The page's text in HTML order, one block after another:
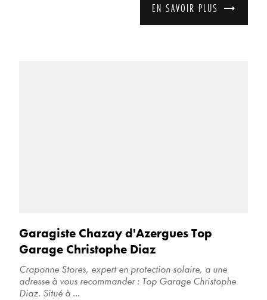
EN SAVOIR PLUS
Garagiste Chazay d'Azergues Top
Garage Christophe Diaz
Craponne Stores, expert en protection solaire, a une
adresse à vous recommander : Top Garage Christophe
Diaz. Situé à ...